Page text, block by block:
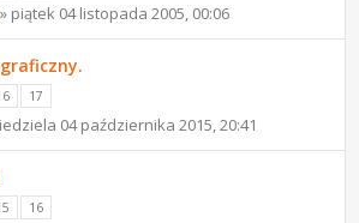
» piątek 04 listopada 2005, 00:06
17
04 października 2015, 20:41
16